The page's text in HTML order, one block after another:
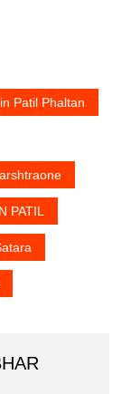
Patil Phaltan
PATIL